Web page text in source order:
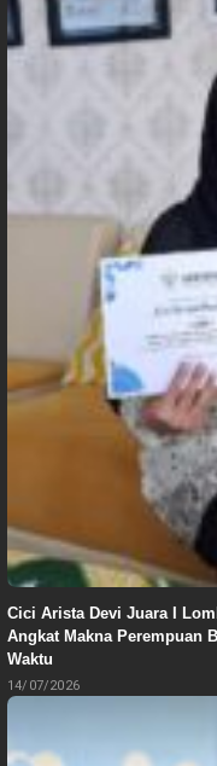
Cici Arista Devi Juara I
Angkat Makna Perempuan
Waktu
14/07/2026